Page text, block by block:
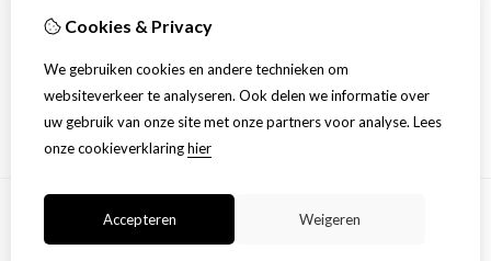
Algemene voorwaarden
Mijn account
Inloggen
Bestelhistorie
Verlanglijst
Nieuwsbrief
© Copyright 2026 |TSB
Cookies & Privacy
We gebruiken cookies en andere technieken om
websiteverkeer te analyseren. Ook delen we informatie over
uw gebruik van onze site met onze partners voor analyse. Lees
onze cookieverklaringhier
Accepteren Weigeren